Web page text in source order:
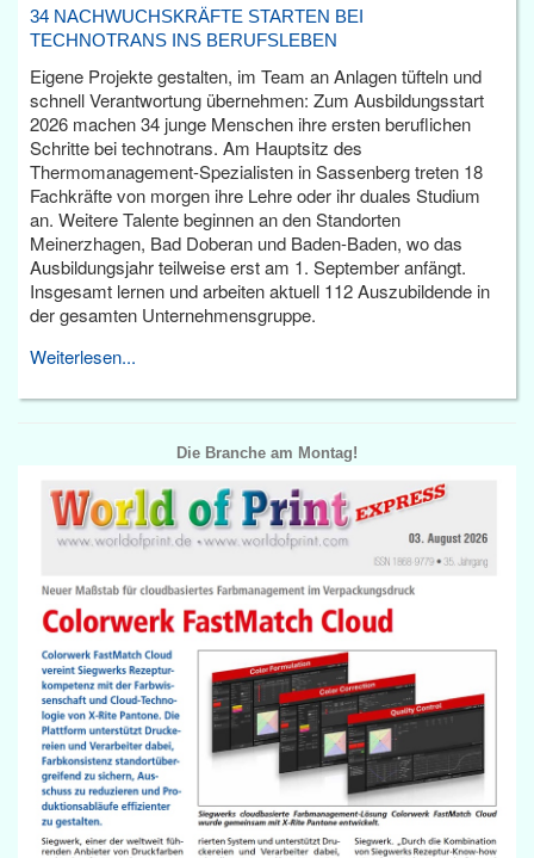
34 NACHWUCHSKRÄFTE STARTEN BEI
TECHNOTRANS INS BERUFSLEBEN
Eigene Projekte gestalten, im Team an Anlagen tüfteln und
schnell Verantwortung übernehmen: Zum Ausbildungsstart
2026 machen 34 junge Menschen ihre ersten beruflichen
Schritte bei technotrans. Am Hauptsitz des
Thermomanagement-Spezialisten in Sassenberg treten 18
Fachkräfte von morgen ihre Lehre oder ihr duales Studium
an. Weitere Talente beginnen an den Standorten
Meinerzhagen, Bad Doberan und Baden-Baden, wo das
Ausbildungsjahr teilweise erst am 1. September anfängt.
Insgesamt lernen und arbeiten aktuell 112 Auszubildende in
der gesamten Unternehmensgruppe.
Weiterlesen...
Die Branche am Montag!